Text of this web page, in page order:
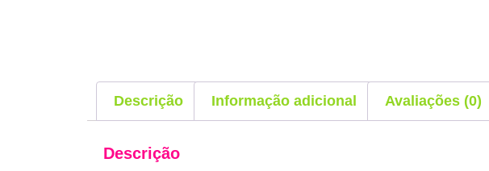
Descrição Informação adicional Avaliações (0)
Descrição